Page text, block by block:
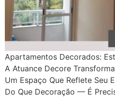
Apartamentos Decorados:
A Atuance Decore
Um Espaço Que Reflete Seu
Do Que Decoração — É